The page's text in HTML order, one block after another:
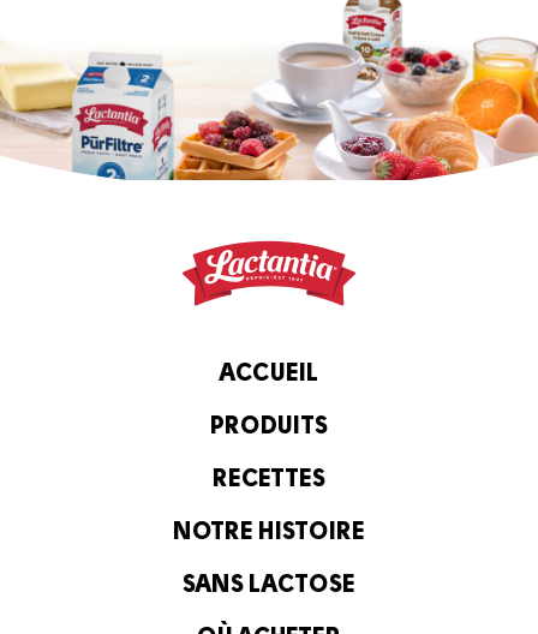
ACCUEIL
PRODUITS
RECETTES
NOTRE HISTOIRE
SANS LACTOSE